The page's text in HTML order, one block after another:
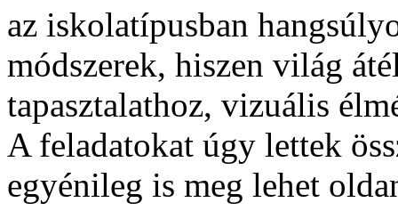
az iskolatípusban
módszerek, hiszen világ
tapasztalathoz, vizuális
A feladatokat úgy lettek
egyénileg is meg lehet